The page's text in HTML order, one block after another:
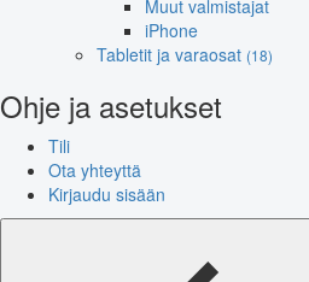
Muut valmistajat
iPhone
Tabletit ja varaosat (18)
Ohje ja asetukset
Tili
Ota yhteyttä
Kirjaudu sisään